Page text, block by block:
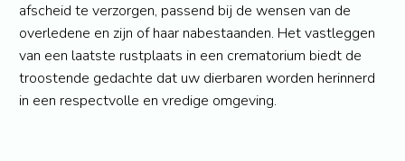
afscheid te verzorgen, passend bij de wensen van de
overledene en zijn of haar nabestaanden. Het vastleggen
van een laatste rustplaats in een crematorium biedt de
troostende gedachte dat uw dierbaren worden herinnerd
in een respectvolle en vredige omgeving.